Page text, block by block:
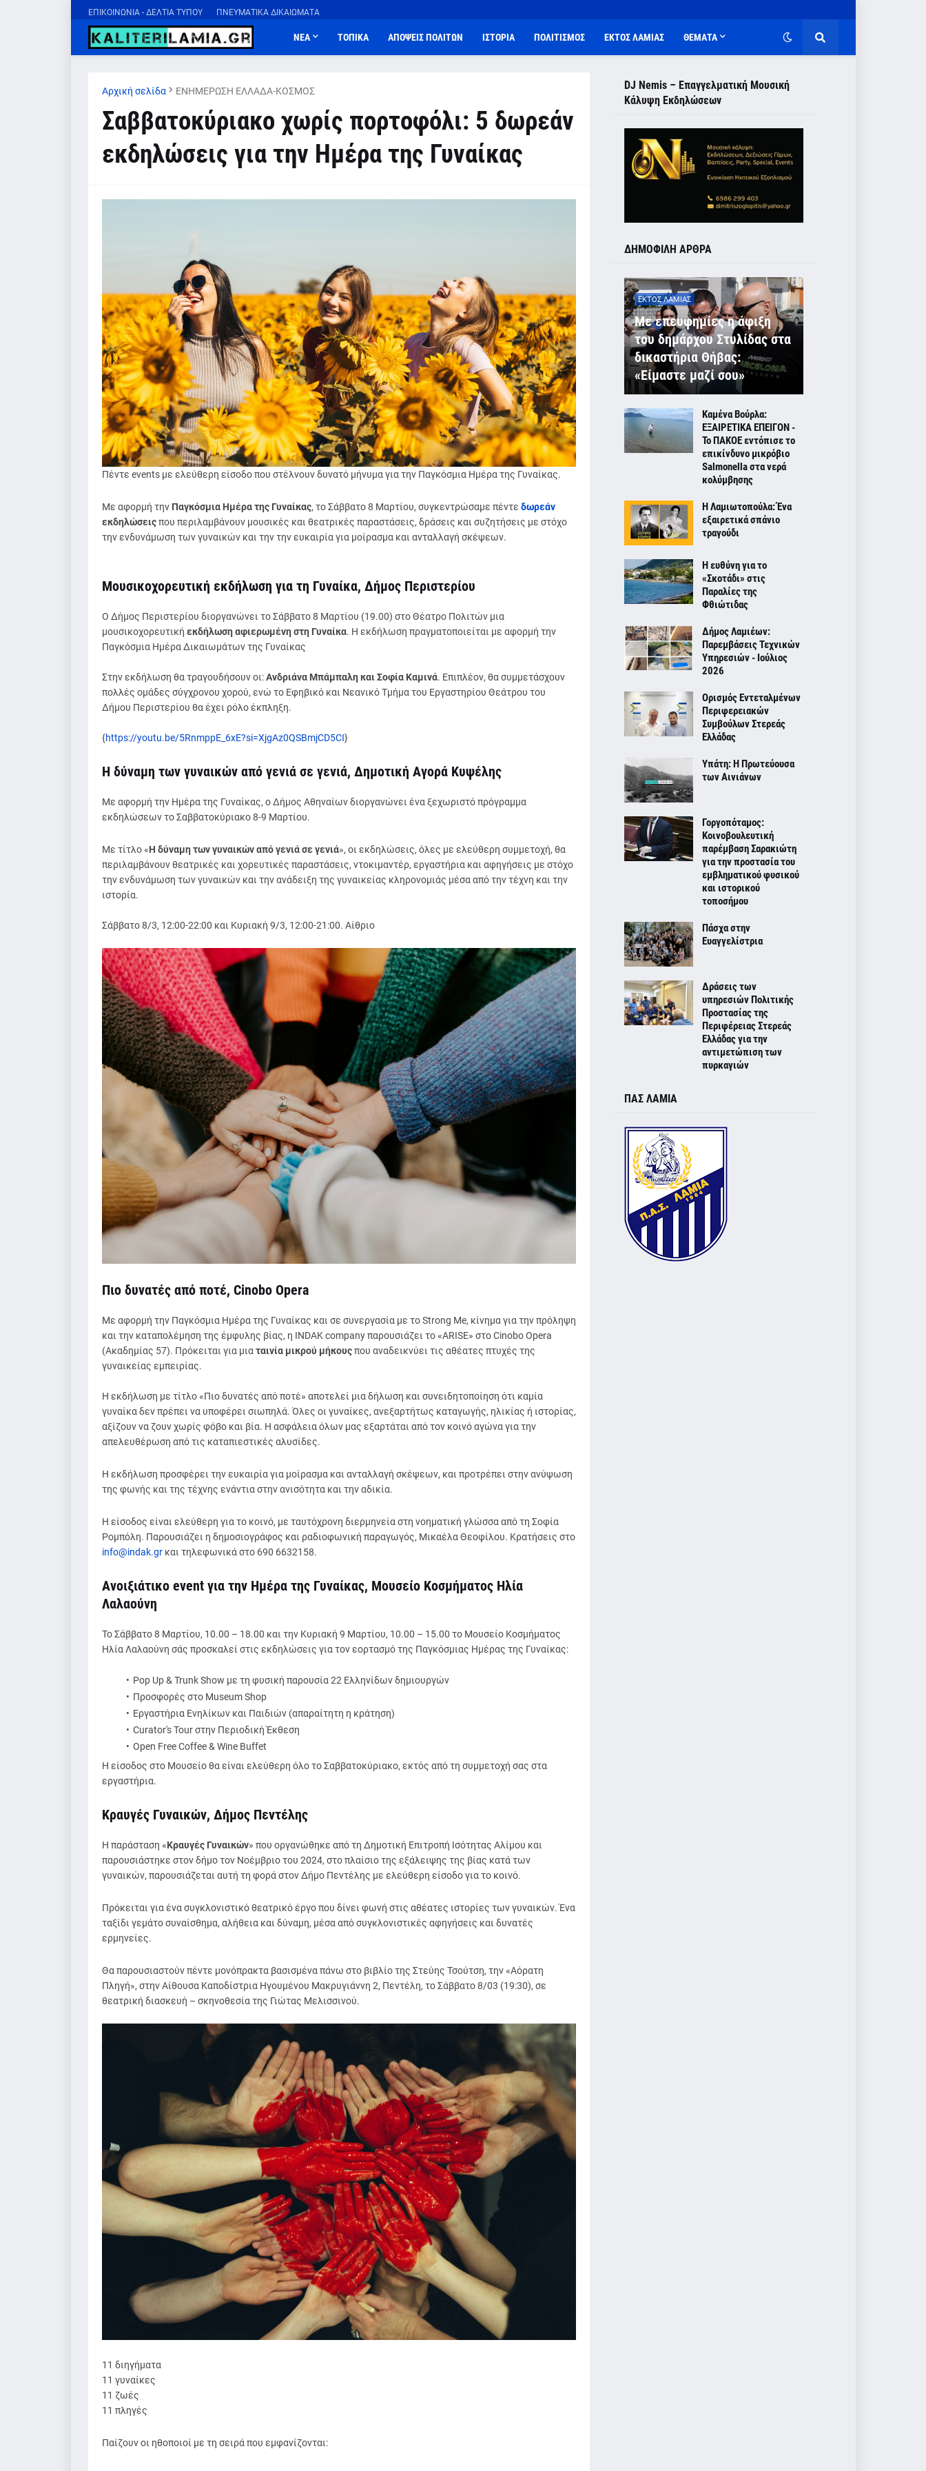
ΕΠΙΚΟΙΝΩΝΙΑ - ΔΕΛΤΙΑ ΤΥΠΟΥ ΠΝΕΥΜΑΤΙΚΑ ΔΙΚΑΙΩΜΑΤΑ
ΝΕΑ ΤΟΠΙΚΑ ΑΠΟΨΕΙΣ ΠΟΛΙΤΩΝ ΙΣΤΟΡΙΑ ΠΟΛΙΤΙΣΜΟΣ ΕΚΤΟΣ ΛΑΜΙΑΣ ΘΕΜΑΤΑ
Αρχική σελίδα ΕΝΗΜΕΡΩΣΗ ΕΛΛΑΔΑ-ΚΟΣΜΟΣ
Σαββατοκύριακο χωρίς πορτοφόλι: 5 δωρεάν
εκδηλώσεις για την Ημέρα της Γυναίκας
Πέντε events με ελεύθερη είσοδο που στέλνουν δυνατό μήνυμα για την Παγκόσμια Ημέρα της Γυναίκας.
Με αφορμή την Παγκόσμια Ημέρα της Γυναίκας, το Σάββατο 8 Μαρτίου, συγκεντρώσαμε πέντε δωρεάν
εκδηλώσειςπου περιλαμβάνουν μουσικές και θεατρικές παραστάσεις, δράσεις και συζητήσεις με στόχο
την ενδυνάμωση των γυναικών και την την ευκαιρία για μοίρασμα και ανταλλαγή σκέψεων.
Μουσικoχορευτική εκδήλωση για τη Γυναίκα, Δήμος Περιστερίου
Ο Δήμος Περιστερίου διοργανώνει το Σάββατο 8 Μαρτίου (19.00) στο Θέατρο Πολιτών μια
μουσικοχορευτική εκδήλωση αφιερωμένη στη Γυναίκα. Η εκδήλωση πραγματοποιείται με αφορμή την
Παγκόσμια Ημέρα Δικαιωμάτων της Γυναίκας
Στην εκδήλωση θα τραγουδήσουν οι:Ανδριάνα Μπάμπαλη και Σοφία Καμινά. Επιπλέον, θα συμμετάσχουν
πολλές ομάδες σύγχρονου χορού, ενώ το Εφηβικό και Νεανικό Τμήμα του Εργαστηρίου Θεάτρου του
Δήμου Περιστερίου θα έχει ρόλο έκπληξη.
{https://youtu.be/5RnmppE_6xE?si=XjgAz0QSBmjCD5CI}
Η δύναμη των γυναικών από γενιά σε γενιά, Δημοτική Αγορά Κυψέλης
Με αφορμή την Ημέρα της Γυναίκας, ο Δήμος Αθηναίων διοργανώνει ένα ξεχωριστό πρόγραμμα
εκδηλώσεων το Σαββατοκύριακο 8-9 Μαρτίου.
Με τίτλο «Η δύναμη των γυναικών από γενιά σε γενιά», οι εκδηλώσεις, όλες με ελεύθερη συμμετοχή, θα
περιλαμβάνουν θεατρικές και χορευτικές παραστάσεις, ντοκιμαντέρ, εργαστήρια και αφηγήσεις με στόχο
την ενδυνάμωση των γυναικών και την ανάδειξη της γυναικείας κληρονομιάς μέσα από την τέχνη και την
ιστορία.
Σάββατο 8/3, 12:00-22:00 και Κυριακή 9/3, 12:00-21:00. Αίθριο
Πιο δυνατές από ποτέ, Cinobo Opera
Με αφορμή την Παγκόσμια Ημέρα της Γυναίκας και σε συνεργασία με το Strong Me, κίνημα για την πρόληψη
και την καταπολέμηση της έμφυλης βίας, η INDAK company παρουσιάζει το «ARISE» στο Cinobo Opera
(Ακαδημίας 57). Πρόκειται για μιαταινία μικρού μήκουςπου αναδεικνύει τις αθέατες πτυχές της
γυναικείας εμπειρίας.
Η εκδήλωση με τίτλο «Πιο δυνατές από ποτέ» αποτελεί μια δήλωση και συνειδητοποίηση ότι καμία
γυναίκα δεν πρέπει να υποφέρει σιωπηλά. Όλες οι γυναίκες, ανεξαρτήτως καταγωγής, ηλικίας ή ιστορίας,
αξίζουν να ζουν χωρίς φόβο και βία. Η ασφάλεια όλων μας εξαρτάται από τον κοινό αγώνα για την
απελευθέρωση από τις καταπιεστικές αλυσίδες.
Η εκδήλωση προσφέρει την ευκαιρία για μοίρασμα και ανταλλαγή σκέψεων, και προτρέπει στην ανύψωση
της φωνής και της τέχνης ενάντια στην ανισότητα και την αδικία.
Η είσοδος είναι ελεύθερη για το κοινό, με ταυτόχρονη διερμηνεία στη νοηματική γλώσσα από τη Σοφία
Ρομπόλη. Παρουσιάζει η δημοσιογράφος και ραδιοφωνική παραγωγός, Μικαέλα Θεοφίλου. Κρατήσεις στο
info@indak.grκαι τηλεφωνικά στο 690 6632158.
Aνοιξιάτικο event για την Ημέρα της Γυναίκας, Μουσείο Κοσμήματος Ηλία
Λαλαούνη
Το Σάββατο 8 Μαρτίου, 10.00 – 18.00 και την Κυριακή 9 Μαρτίου, 10.00 – 15.00 το Μουσείο Κοσμήματος
Ηλία Λαλαούνη σάς προσκαλεί στις εκδηλώσεις για τον εορτασμό της Παγκόσμιας Ημέρας της Γυναίκας:
Pop Up & Trunk Show με τη φυσική παρουσία 22 Ελληνίδων δημιουργών
Προσφορές στο Museum Shop
Εργαστήρια Ενηλίκων και Παιδιών (απαραίτητη η κράτηση)
Curator's Tour στην Περιοδική Έκθεση
Open Free Coffee & Wine Buffet
Η είσοδος στο Μουσείο θα είναι ελεύθερη όλο το Σαββατοκύριακο, εκτός από τη συμμετοχή σας στα
εργαστήρια.
Κραυγές Γυναικών, Δήμος Πεντέλης
Η παράσταση «Κραυγές Γυναικών» που οργανώθηκε από τη Δημοτική Επιτροπή Ισότητας Αλίμου και
παρουσιάστηκε στον δήμο τον Νοέμβριο του 2024, στο πλαίσιο της εξάλειψης της βίας κατά των
γυναικών, παρουσιάζεται αυτή τη φορά στον Δήμο Πεντέλης με ελεύθερη είσοδο για το κοινό.
Πρόκειται για ένα συγκλονιστικό θεατρικό έργο που δίνει φωνή στις αθέατες ιστορίες των γυναικών. Ένα
ταξίδι γεμάτο συναίσθημα, αλήθεια και δύναμη, μέσα από συγκλονιστικές αφηγήσεις και δυνατές
ερμηνείες.
Θα παρουσιαστούν πέντε μονόπρακτα βασισμένα πάνω στο βιβλίο της Στεύης Τσούτση, την «Αόρατη
Πληγή», στην Αίθουσα Καποδίστρια Ηγουμένου Μακρυγιάννη 2, Πεντέλη, το Σάββατο 8/03 (19:30), σε
θεατρική διασκευή – σκηνοθεσία της Γιώτας Μελισσινού.
11 διηγήματα
11 γυναίκες
11 ζωές
11 πληγές
Παίζουν οι ηθοποιοί με τη σειρά που εμφανίζονται:
DJ Nemis – Επαγγελματική Μουσική
Κάλυψη Εκδηλώσεων
ΔΗΜΟΦΙΛΗ ΑΡΘΡΑ
ΕΚΤΟΣ ΛΑΜΙΑΣ
Με επευφημίες η άφιξη
του δημάρχου Στυλίδας στα
δικαστήρια Θήβας:
«Είμαστε μαζί σου»
Καμένα Βούρλα:
ΕΞΑΙΡΕΤΙΚΑ ΕΠΕΙΓΟΝ -
Το ΠΑΚΟΕ εντόπισε το
επικίνδυνο μικρόβιο
Salmonella στα νερά
κολύμβησης
Η Λαμιωτοπούλα: Ένα
εξαιρετικά σπάνιο
τραγούδι
Η ευθύνη για το
«Σκοτάδι» στις
Παραλίες της
Φθιώτιδας
Δήμος Λαμιέων:
Παρεμβάσεις Τεχνικών
Υπηρεσιών - Ιούλιος
2026
Ορισμός Εντεταλμένων
Περιφερειακών
Συμβούλων Στερεάς
Ελλάδας
Υπάτη: Η Πρωτεύουσα
των Αινιάνων
Γοργοπόταμος:
Κοινοβουλευτική
παρέμβαση Σαρακιώτη
για την προστασία του
εμβληματικού φυσικού
και ιστορικού
τοποσήμου
Πάσχα στην
Ευαγγελίστρια
Δράσεις των
υπηρεσιών Πολιτικής
Προστασίας της
Περιφέρειας Στερεάς
Ελλάδας για την
αντιμετώπιση των
πυρκαγιών
ΠΑΣ ΛΑΜΙΑ